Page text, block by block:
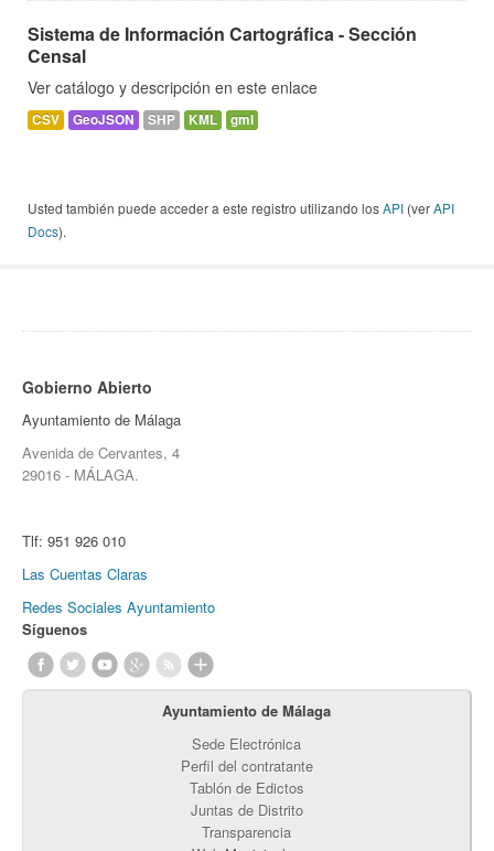
Sistema de Información Cartográfica - Sección
Censal
Ver catálogo y descripción en este enlace
CSV GeoJSON SHP KML gml
Usted también puede acceder a este registro utilizando losAPI (verAPI
Docs).
Gobierno Abierto
Ayuntamiento de Málaga
Avenida de Cervantes, 4
29016 - MÁLAGA.
Tlf: 951 926 010
Las Cuentas Claras
Redes Sociales Ayuntamiento
Síguenos
Ayuntamiento de Málaga
Sede Electrónica
Perfil del contratante
Tablón de Edictos
Juntas de Distrito
Transparencia